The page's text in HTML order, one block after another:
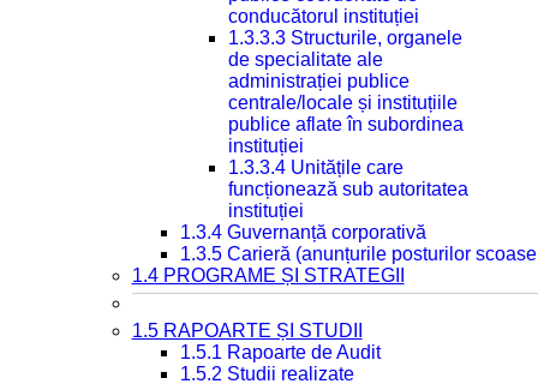
conducătorul instituției
1.3.3.3 Structurile, organele
de specialitate ale
administrației publice
centrale/locale și instituțiile
publice aflate în subordinea
instituției
1.3.3.4 Unitățile care
funcționează sub autoritatea
instituției
1.3.4 Guvernanță corporativă
1.3.5 Carieră (anunțurile posturilor
1.4 PROGRAME ȘI STRATEGII
1.5 RAPOARTE ȘI STUDII
1.5.1 Rapoarte de Audit
1.5.2 Studii realizate